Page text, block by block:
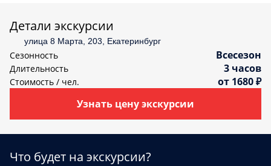
Детали экскурсии
улица 8 Марта, 203, Екатеринбург
Сезонность Всесезон
Длительность 3 часов
Стоимость / чел.
от 1680 ₽
Узнать цену экскурсии
Что будет на экскурсии?